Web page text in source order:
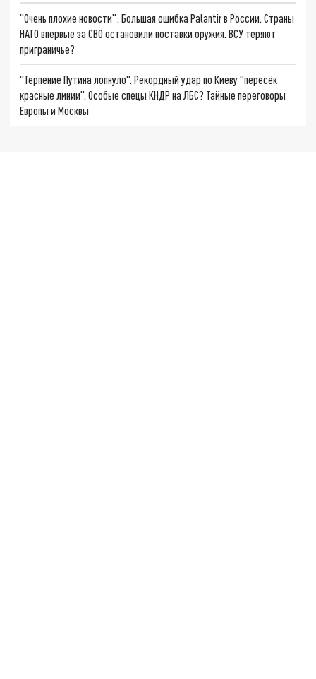
"Очень плохие новости": Большая ошибка Palantir в России. Страны
НАТО впервые за СВО остановили поставки оружия. ВСУ теряют
приграничье?
"Терпение Путина лопнуло". Рекордный удар по Киеву "пересёк
красные линии". Особые спецы КНДР на ЛБС? Тайные переговоры
Европы и Москвы